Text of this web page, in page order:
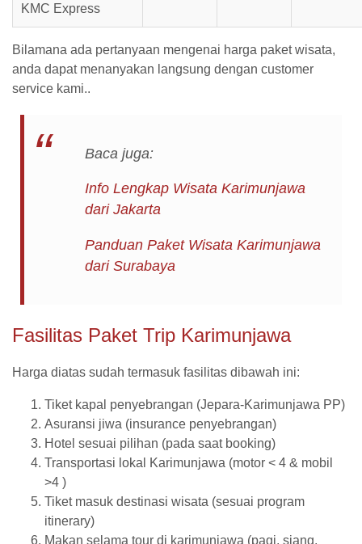
KMC Express
Bilamana ada pertanyaan mengenai harga paket wisata,
anda dapat menanyakan langsung dengan customer
service kami..
Baca juga:
Info Lengkap Wisata Karimunjawa
dari Jakarta
Panduan Paket Wisata Karimunjawa
dari Surabaya
Fasilitas Paket Trip Karimunjawa
Harga diatas sudah termasuk fasilitas dibawah ini:
Tiket kapal penyebrangan (Jepara-Karimunjawa PP)
Asuransi jiwa (insurance penyebrangan)
Hotel sesuai pilihan (pada saat booking)
Transportasi lokal Karimunjawa (motor < 4 & mobil
>4 )
Tiket masuk destinasi wisata (sesuai program
itinerary)
Makan selama tour di karimunjawa (pagi, siang,